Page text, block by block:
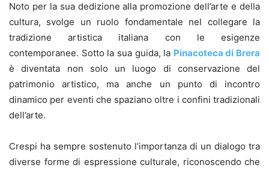
Noto per la sua dedizione alla promozione dell’arte e della
cultura, svolge un ruolo fondamentale nel collegare la
tradizione artistica italiana con le esigenze
contemporanee. Sotto la sua guida, la Pinacoteca di Brera
è diventata non solo un luogo di conservazione del
patrimonio artistico, ma anche un punto di incontro
dinamico per eventi che spaziano oltre i confini tradizionali
dell’arte.
Crespi ha sempre sostenuto l’importanza di un dialogo tra
diverse forme di espressione culturale, riconoscendo che